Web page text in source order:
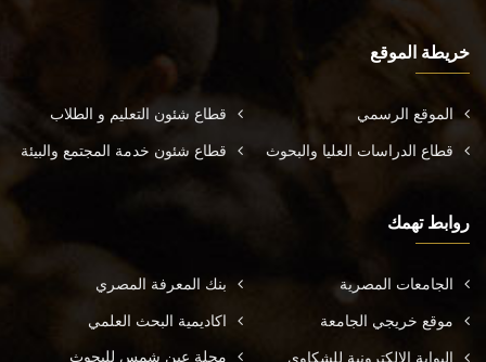
خريطة الموقع
الموقع الرسمي قطاع شئون التعليم و الطلاب
قطاع الدراسات العليا والبحوث قطاع شئون خدمة المجتمع والبيئة
روابط تهمك
الجامعات المصرية بنك المعرفة المصري
موقع خريجي الجامعة اكاديمية البحث العلمي
البوابة الالكترونية للشكاوي مجلة عين شمس للبحوث